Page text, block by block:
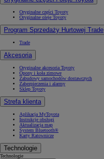
Oryginalne części Toyoty
Oryginalne oleje Toyoty
Program Sprzedaży Hurtowej Trade
Trade
Akcesoria
Oryginalne akcesoria Toyoty
Opony i koła zimowe
Zabudowy samochodów dostawczych
Zabezpieczenia i alarmy
Sklep Toyoty
Strefa klienta
Aplikacja MyToyota
Instrukcje obsługi
Aktualizacja map
System Bluetooth®
Karty Ratownicze
Technologie
Technologie